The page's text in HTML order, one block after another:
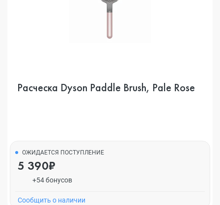
Расческа Dyson Paddle Brush, Pale Rose
ОЖИДАЕТСЯ ПОСТУПЛЕНИЕ
5 390₽
+54 бонусов
Cообщить о наличии